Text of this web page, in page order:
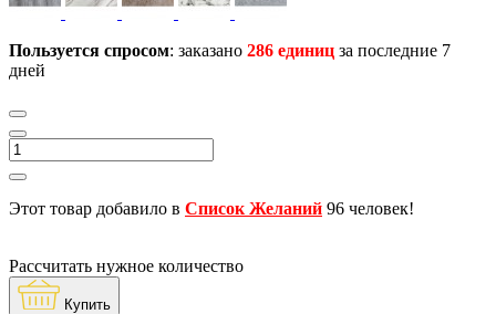
Пользуется спросом: заказано 286 единиц за последние 7
дней
Этот товар добавило в Список Желаний 96 человек!
Рассчитать нужное количество
Купить